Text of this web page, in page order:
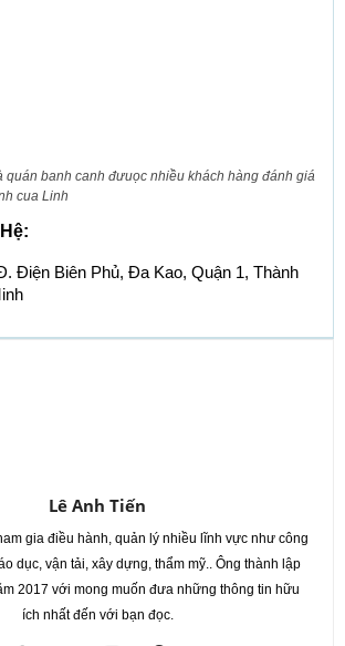
quán banh canh đưuọc nhiều khách hàng đánh giá
cua Linh
Điện Biên Phủ, Đa Kao, Quận 1, Thành
Lê Anh Tiến
gia điều hành, quản lý nhiều lĩnh vực như công
dục, vận tải, xây dựng, thẩm mỹ.. Ông thành lập
2017 với mong muốn đưa những thông tin hữu
ích nhất đến với bạn đọc.